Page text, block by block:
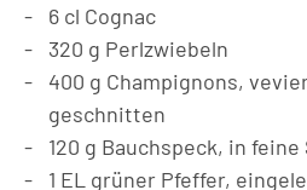
6 cl Cognac
320 g Perlzwiebeln
400 g Champignons,
geschnitten
120 g Bauchspeck, in
1 EL grüner Pfeffer,